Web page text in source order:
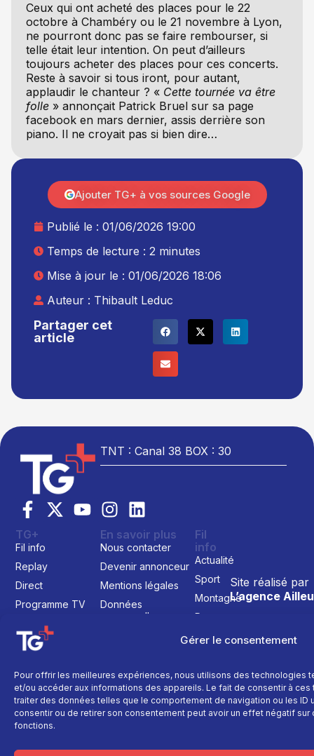
Gérer le consentement
Pour offrir les meilleures expériences, nous utilisons des technologies
et/ou accéder aux informations des appareils. Le fait de consentir à
traiter des données telles que le comportement de navigation ou les ID
consentir ou de retirer son consentement peut avoir un effet négatif
fonctions.
Ceux qui ont acheté des places pour le 22
octobre à Chambéry ou le 21 novembre à Lyon,
ne pourront donc pas se faire rembourser, si
telle était leur intention. On peut d’ailleurs
toujours acheter des places pour ces concerts.
Reste à savoir si tous iront, pour autant,
applaudir le chanteur ? « Cette tournée va être
folle» annonçait Patrick Bruel sur sa page
facebook en mars dernier, assis derrière son
piano. Il ne croyait pas si bien dire…
Partager cet
article
Publié le : 01/06/2026 19:00
Temps de lecture : 2 minutes
Mise à jour le : 01/06/2026 18:06
Auteur : Thibault Leduc
Ajouter TG+ à vos sources Google
TNT : Canal 38 BOX : 30
Site réalisé par
L’agence
TG+
Fil info
Replay
Direct
Programme TV
La chaine
Le média
En savoir plus
Nous contacter
Devenir annonceur
Mentions légales
Données
personnelles
Fil
info
Actualité
Sport
Montagne
Recettes
Faits
divers
Économie
Politique